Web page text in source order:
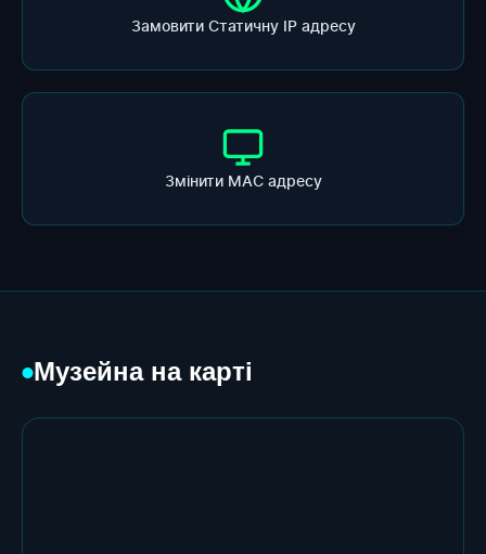
Замовити Статичну ІР адресу
Змінити МАС адресу
●Музейна на карті